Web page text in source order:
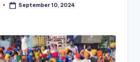
September 10, 2024